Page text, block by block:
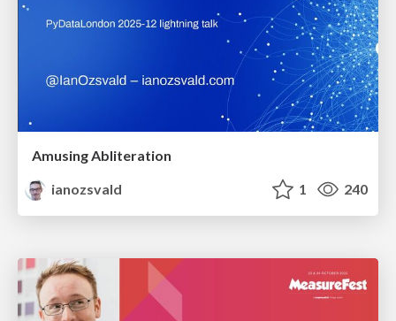
Amusing Abliteration
ianozsvald
1 240